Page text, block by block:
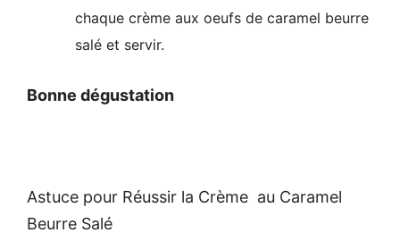
chaque crème aux oeufs de caramel beurre
salé et servir.
Bonne dégustation
Astuce pour Réussir la Crème au Caramel
Beurre Salé